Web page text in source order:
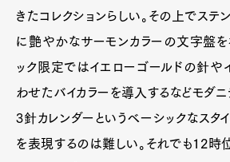
きたコレクションらしい。その上でステ
に艶やかなサーモンカラーの文字盤を
ック限定ではイエローゴールドの針や
わせたバイカラーを導入するなどモダニ
3針カレンダーというベーシックなスタ
を表現するのは難しい。それでも12時